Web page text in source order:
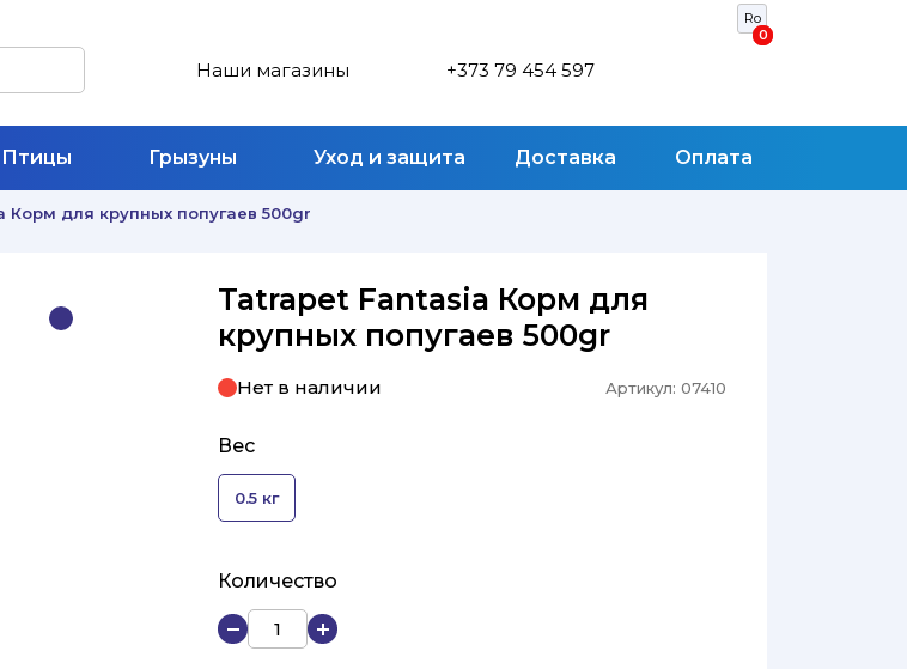
Ro
Наши магазины +373 79 454 597
0
0
Птицы Грызуны Уход и защита Доставка Оплата
Корм для крупных попугаев 500gr
Tatrapet Fantasia Корм для
крупных попугаев 500gr
Нет в наличии Артикул: 07410
Вес
0.5 кг
Количество